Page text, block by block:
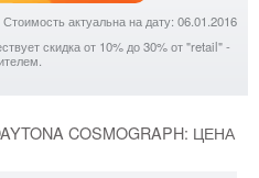
Стоимость актуальна на дату: 06.01.2016
скидка от 10% до 30% от "retail" -
COSMOGRAPH: ЦЕНА